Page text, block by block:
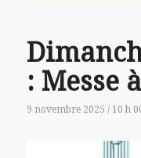
: Messe
9 novembre 2025 / 10 h